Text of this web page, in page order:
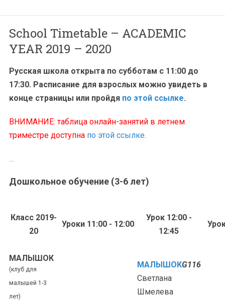
School Timetable – ACADEMIC
YEAR 2019 – 2020
Русская школа открыта по субботам с 11:00 до
17:30. Расписание для взрослых можно увидеть в
конце страницы или пройдя по этой ссылке.
ВНИМАНИЕ: таблица онлайн-занятий в летнем
триместре доступна по этой ссылке.
…
Дошкольное обучение (3-6 лет)
Класс 2019-
20
Уроки 11:00 - 12:00
Урок 12:00 -
12:45
МАЛЫШОК
(клуб для
малышей 1-3
лет)
МАЛЫШОКG116
Светлана
Шмелева